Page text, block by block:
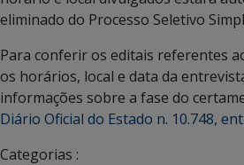
eliminado do Processo Seletivo
Para conferir os editais referentes
os horários, local e data da
informações sobre a fase do
Diário Oficial do Estado n. 10.748,
Categorias :